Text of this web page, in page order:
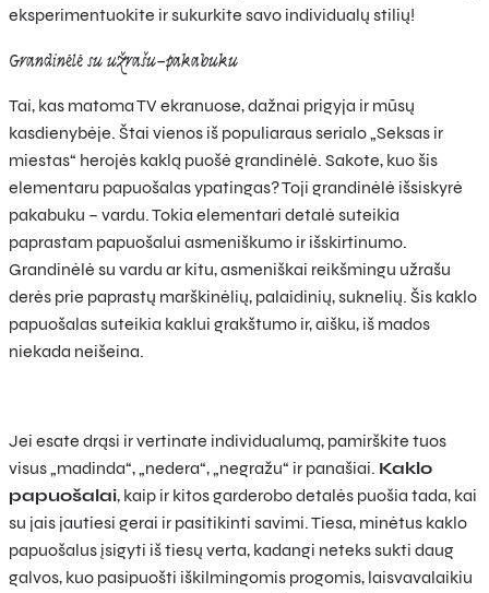
eksperimentuokite ir sukurkite savo individualų stilių!
Grandinėlė su užrašu–pakabuku
Tai, kas matoma TV ekranuose, dažnai prigyja ir mūsų
kasdienybėje. Štai vienos iš populiaraus serialo „Seksas ir
miestas“ herojės kaklą puošė grandinėlė. Sakote, kuo šis
elementaru papuošalas ypatingas? Toji grandinėlė išsiskyrė
pakabuku – vardu. Tokia elementari detalė suteikia
paprastam papuošalui asmeniškumo ir išskirtinumo.
Grandinėlė su vardu ar kitu, asmeniškai reikšmingu užrašu
derės prie paprastų marškinėlių, palaidinių, suknelių. Šis kaklo
papuošalas suteikia kaklui grakštumo ir, aišku, iš mados
niekada neišeina.
Jei esate drąsi ir vertinate individualumą, pamirškite tuos
visus „madinda“, „nedera“, „negražu“ ir panašiai. Kaklo
papuošalai, kaip ir kitos garderobo detalės puošia tada, kai
su jais jautiesi gerai ir pasitikinti savimi. Tiesa, minėtus kaklo
papuošalus įsigyti iš tiesų verta, kadangi neteks sukti daug
galvos, kuo pasipuošti iškilmingomis progomis, laisvavalaikiu